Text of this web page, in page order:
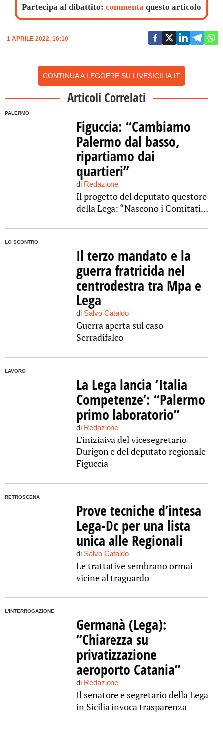
Partecipa al dibattito: commenta questo articolo
1 APRILE 2022, 16:10
CONTINUA A LEGGERE SU LIVESICILIA.IT
Articoli Correlati
PALERMO
Figuccia: “Cambiamo
Palermo dal basso,
ripartiamo dai
quartieri”
di Redazione
Il progetto del deputato questore
della Lega: “Nascono i Comitati...
LO SCONTRO
Il terzo mandato e la
guerra fratricida nel
centrodestra tra Mpa e
Lega
di Salvo Cataldo
Guerra aperta sul caso
Serradifalco
LAVORO
La Lega lancia ‘Italia
Competenze’: “Palermo
primo laboratorio”
di Redazione
L'iniziaiva del vicesegretario
Durigon e del deputato regionale
Figuccia
RETROSCENA
Prove tecniche d’intesa
Lega-Dc per una lista
unica alle Regionali
di Salvo Cataldo
Le trattative sembrano ormai
vicine al traguardo
L'INTERROGAZIONE
Germanà (Lega):
“Chiarezza su
privatizzazione
aeroporto Catania”
di Redazione
Il senatore e segretario della Lega
in Sicilia invoca trasparenza